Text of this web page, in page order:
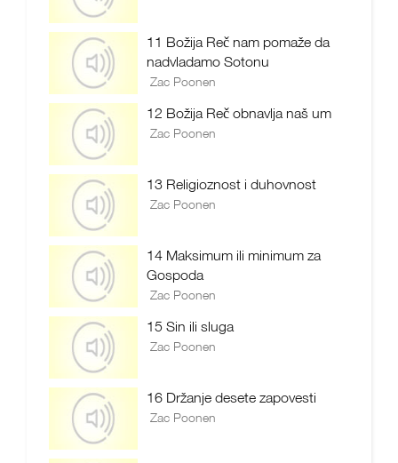
11 Božija Reč nam pomaže da
nadvladamo Sotonu
Zac Poonen
12 Božija Reč obnavlja naš um
Zac Poonen
13 Religioznost i duhovnost
Zac Poonen
14 Maksimum ili minimum za
Gospoda
Zac Poonen
15 Sin ili sluga
Zac Poonen
16 Držanje desete zapovesti
Zac Poonen